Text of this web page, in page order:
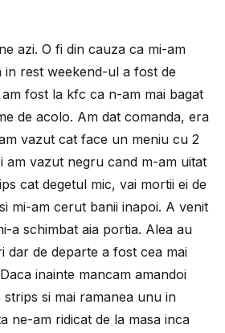
azi. O fi din cauza ca mi-am
in rest weekend-ul a fost de
fost la kfc ca n-am mai bagat
de acolo. Am dat comanda, era
vazut cat face un meniu cu 2
am vazut negru cand m-am uitat
cat degetul mic, vai mortii ei de
mi-am cerut banii inapoi. A venit
a schimbat aia portia. Alea au
dar de departe a fost cea mai
inainte mancam amandoi
si mai ramanea unu in
ne-am ridicat de la masa inca